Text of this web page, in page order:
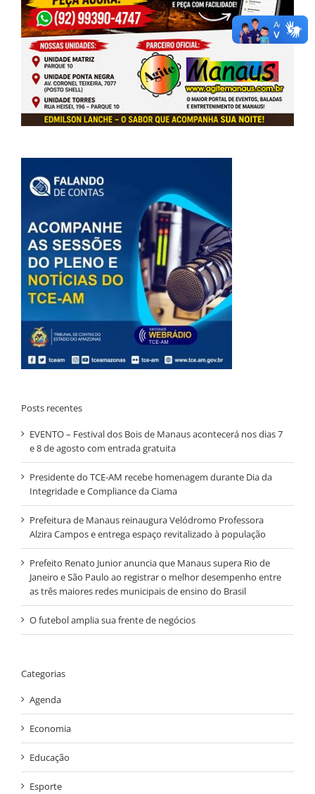
Posts recentes
EVENTO – Festival dos Bois de Manaus acontecerá nos dias 7
e 8 de agosto com entrada gratuita
Presidente do TCE-AM recebe homenagem durante Dia da
Integridade e Compliance da Ciama
Prefeitura de Manaus reinaugura Velódromo Professora
Alzira Campos e entrega espaço revitalizado à população
Prefeito Renato Junior anuncia que Manaus supera Rio de
Janeiro e São Paulo ao registrar o melhor desempenho entre
as três maiores redes municipais de ensino do Brasil
O futebol amplia sua frente de negócios
Categorias
Agenda
Economia
Educação
Esporte